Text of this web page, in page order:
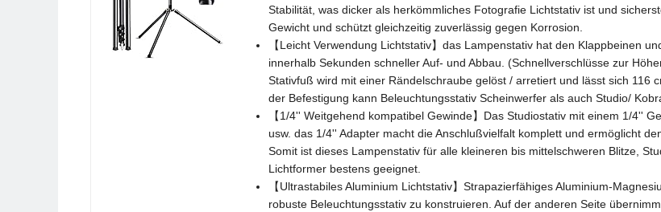
Stabilität, was dicker als herkömmliches Fotografie Lichtstativ ist und
Gewicht und schützt gleichzeitig zuverlässig gegen Korrosion.
【Leicht Verwendung Lichtstativ】das Lampenstativ hat den Klappbeinen
innerhalb Sekunden schneller Auf- und Abbau. (Schnellverschlüsse zur
Stativfuß wird mit einer Rändelschraube gelöst / arretiert und lässt sich 116
der Befestigung kann Beleuchtungsstativ Scheinwerfer als auch Studio/
【1/4'' Weitgehend kompatibel Gewinde】Das Studiostativ mit einem 1/4''
usw. das 1/4'' Adapter macht die Anschlußvielfalt komplett und ermöglicht
Somit ist dieses Lampenstativ für alle kleineren bis mittelschweren Blitze,
Lichtformer bestens geeignet.
【Ultrastabiles Aluminium Lichtstativ】Strapazierfähiges Aluminium-
robuste Beleuchtungsstativ zu konstruieren. Auf der anderen Seite